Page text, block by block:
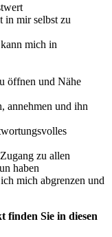
in mir selbst zu
mich in
öffnen und Nähe
annehmen und ihn
zu allen
haben
mich abgrenzen und
finden Sie in diesen